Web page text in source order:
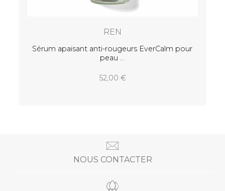
REN
Sérum apaisant anti-rougeurs EverCalm pour
peau
52,00
NOUS CONTACTER